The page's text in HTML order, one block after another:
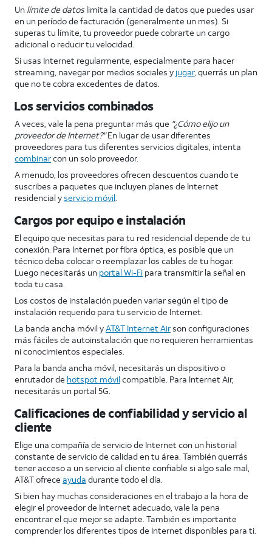
Un límite de datoslimita la cantidad de datos que puedes usar
en un período de facturación (generalmente un mes). Si
superas tu límite, tu proveedor puede cobrarte un cargo
adicional o reducir tu velocidad.
Si usas Internet regularmente, especialmente para hacer
streaming, navegar por medios sociales y jugar, querrás un plan
que no te cobra excedentes de datos.
Los servicios combinados
A veces, vale la pena preguntar más que "¿Cómo elijo un
proveedor de Internet?"En lugar de usar diferentes
proveedores para tus diferentes servicios digitales, intenta
combinarcon un solo proveedor.
A menudo, los proveedores ofrecen descuentos cuando te
suscribes a paquetes que incluyen planes de Internet
residencial yservicio móvil
Cargos por equipo e instalación
El equipo que necesitas para tu red residencial depende de tu
conexión. Para Internet por fibra óptica, es posible que un
técnico deba colocar o reemplazar los cables de tu hogar.
Luego necesitarás un portal Wi-Fi para transmitir la señal en
toda tu casa.
Los costos de instalación pueden variar según el tipo de
instalación requerido para tu servicio de Internet.
La banda ancha móvil yAT&T Internet Airson configuraciones
más fáciles de autoinstalación que no requieren herramientas
ni conocimientos especiales.
Para la banda ancha móvil, necesitarás un dispositivo o
enrutador de hotspot móvilcompatible. Para Internet Air,
necesitarás un portal 5G.
Calificaciones de confiabilidad y servicio al
cliente
Elige una compañía de servicio de Internet con un historial
constante de servicio de calidad en tu área. También querrás
tener acceso a un servicio al cliente confiable si algo sale mal,
AT&T ofrece ayuda durante todo el día.
Si bien hay muchas consideraciones en el trabajo a la hora de
elegir el proveedor de Internet adecuado, vale la pena
encontrar el que mejor se adapte. También es importante
comprender los diferentes tipos de Internet disponibles para ti.